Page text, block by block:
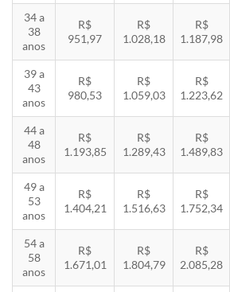
34 a
38
anos
R$
951,97
R$
1.028,18
R$
1.187,98
39 a
43
anos
R$
980,53
R$
1.059,03
R$
1.223,62
44 a
48
anos
R$
1.193,85
R$
1.289,43
R$
1.489,83
49 a
53
anos
R$
1.404,21
R$
1.516,63
R$
1.752,34
54 a
58
anos
R$
1.671,01
R$
1.804,79
R$
2.085,28